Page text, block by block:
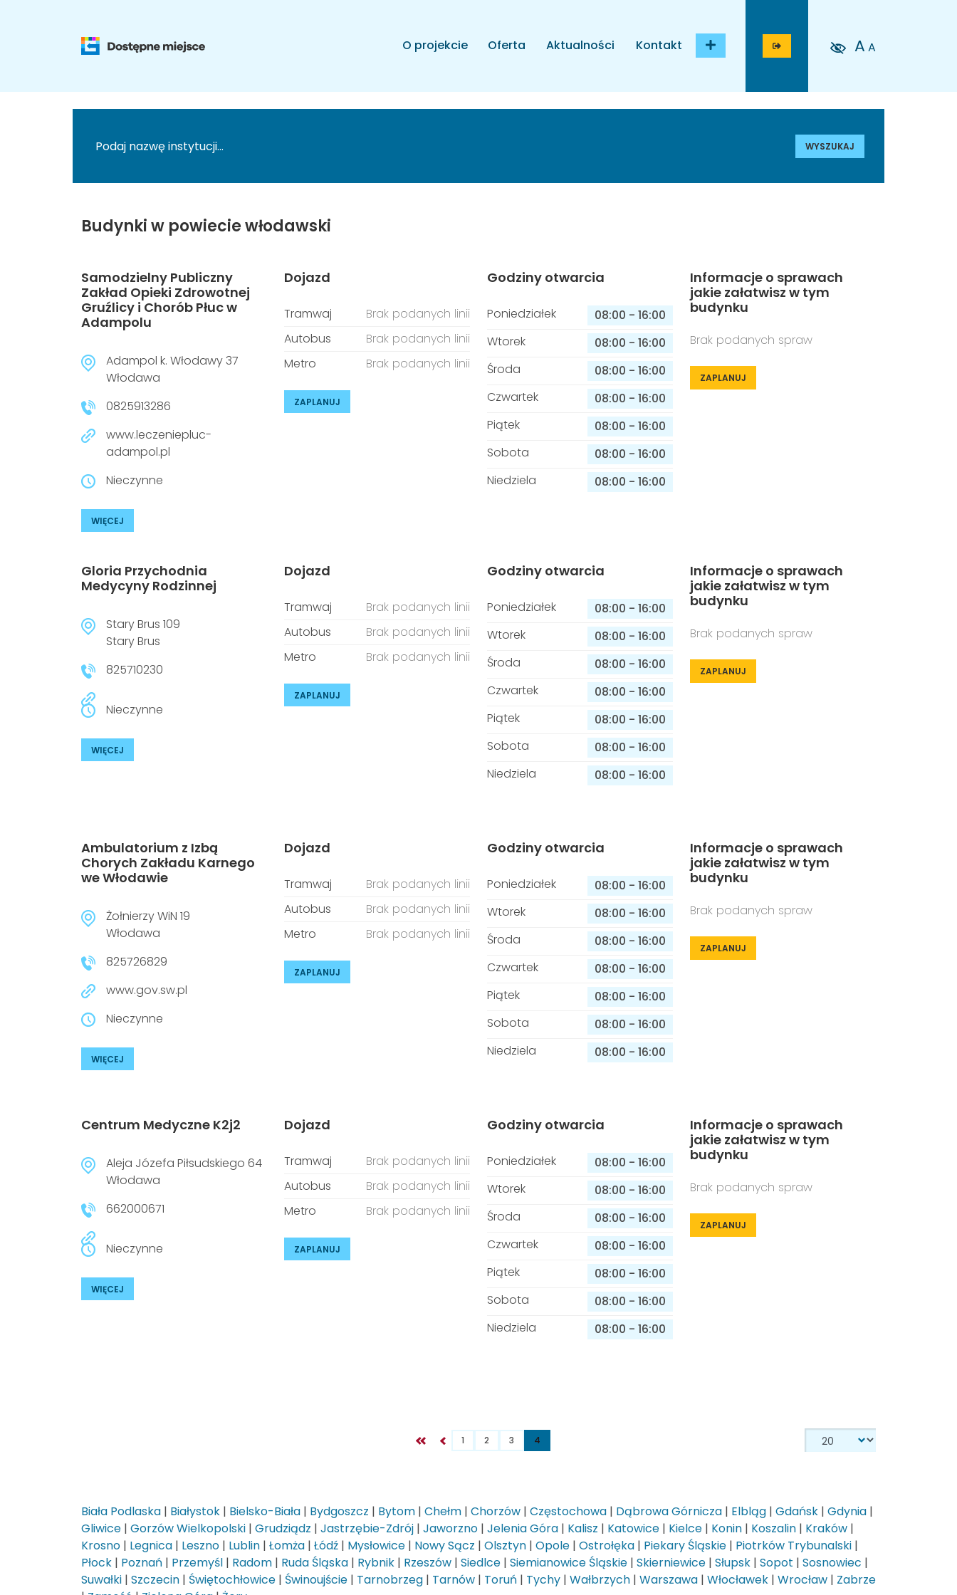
O projekcie Oferta Aktualności Kontakt A A
WYSZUKAJ
Budynki w powiecie włodawski
Samodzielny Publiczny
Zakład Opieki Zdrowotnej
Gruźlicy i Chorób Płuc w
Adampolu
Adampol k. Włodawy 37
Włodawa
0825913286
www.leczeniepluc-
adampol.pl
Nieczynne
WIĘCEJ
Dojazd
Tramwaj
Brak podanych linii
Autobus
Brak podanych linii
Metro
Brak podanych linii
ZAPLANUJ
Godziny otwarcia
Poniedziałek 08:00 - 16:00
Wtorek
08:00 - 16:00
Środa
08:00 - 16:00
Czwartek
08:00 - 16:00
Piątek
08:00 - 16:00
Sobota
08:00 - 16:00
Niedziela
08:00 - 16:00
Informacje o sprawach
jakie załatwisz w tym
budynku
Brak podanych spraw
ZAPLANUJ
Gloria Przychodnia
Medycyny Rodzinnej
Stary Brus 109
Stary Brus
825710230
Nieczynne
WIĘCEJ
Dojazd
Tramwaj
Brak podanych linii
Autobus
Brak podanych linii
Metro
Brak podanych linii
ZAPLANUJ
Godziny otwarcia
Poniedziałek 08:00 - 16:00
Wtorek
08:00 - 16:00
Środa
08:00 - 16:00
Czwartek
08:00 - 16:00
Piątek
08:00 - 16:00
Sobota
08:00 - 16:00
Niedziela
08:00 - 16:00
Informacje o sprawach
jakie załatwisz w tym
budynku
Brak podanych spraw
ZAPLANUJ
Ambulatorium z Izbą
Chorych Zakładu Karnego
we Włodawie
Żołnierzy WiN 19
Włodawa
825726829
www.gov.sw.pl
Nieczynne
WIĘCEJ
Dojazd
Tramwaj
Brak podanych linii
Autobus
Brak podanych linii
Metro
Brak podanych linii
ZAPLANUJ
Godziny otwarcia
Poniedziałek 08:00 - 16:00
Wtorek
08:00 - 16:00
Środa
08:00 - 16:00
Czwartek
08:00 - 16:00
Piątek
08:00 - 16:00
Sobota
08:00 - 16:00
Niedziela
08:00 - 16:00
Informacje o sprawach
jakie załatwisz w tym
budynku
Brak podanych spraw
ZAPLANUJ
Centrum Medyczne K2j2
Aleja Józefa Piłsudskiego 64
Włodawa
662000671
Nieczynne
WIĘCEJ
Dojazd
Tramwaj
Brak podanych linii
Autobus
Brak podanych linii
Metro
Brak podanych linii
ZAPLANUJ
Godziny otwarcia
Poniedziałek 08:00 - 16:00
Wtorek
08:00 - 16:00
Środa
08:00 - 16:00
Czwartek
08:00 - 16:00
Piątek
08:00 - 16:00
Sobota
08:00 - 16:00
Niedziela
08:00 - 16:00
Informacje o sprawach
jakie załatwisz w tym
budynku
Brak podanych spraw
ZAPLANUJ
1 2 3 4
Biała Podlaska | Białystok | Bielsko-Biała | Bydgoszcz | Bytom | Chełm | Chorzów | Częstochowa | Dąbrowa Górnicza | Elbląg | Gdańsk | Gdynia |
Gliwice | Gorzów Wielkopolski | Grudziądz | Jastrzębie-Zdrój | Jaworzno | Jelenia Góra | Kalisz | Katowice | Kielce | Konin | Koszalin | Kraków |
Krosno | Legnica | Leszno | Lublin | Łomża | Łódź | Mysłowice | Nowy Sącz | Olsztyn | Opole | Ostrołęka | Piekary Śląskie | Piotrków Trybunalski |
Płock | Poznań | Przemyśl | Radom | Ruda Śląska | Rybnik | Rzeszów | Siedlce | Siemianowice Śląskie | Skierniewice | Słupsk | Sopot | Sosnowiec |
Suwałki | Szczecin | Świętochłowice | Świnoujście | Tarnobrzeg | Tarnów | Toruń | Tychy | Wałbrzych | Warszawa | Włocławek | Wrocław | Zabrze